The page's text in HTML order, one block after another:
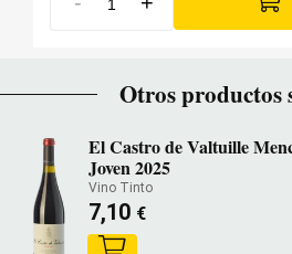
Otros productos
El Castro de Valtuille
Joven 2025
Vino Tinto
7,10 €